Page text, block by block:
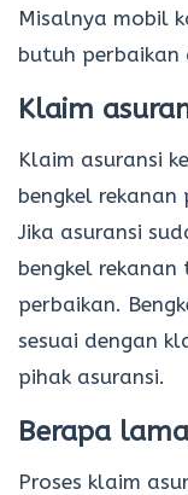
Misalnya mobil
butuh perbaikan
Klaim
Klaim asuransi
bengkel rekanan
Jika asuransi
bengkel
perbaikan.
sesuai dengan
pihak asuransi.
Berapa
Proses klaim